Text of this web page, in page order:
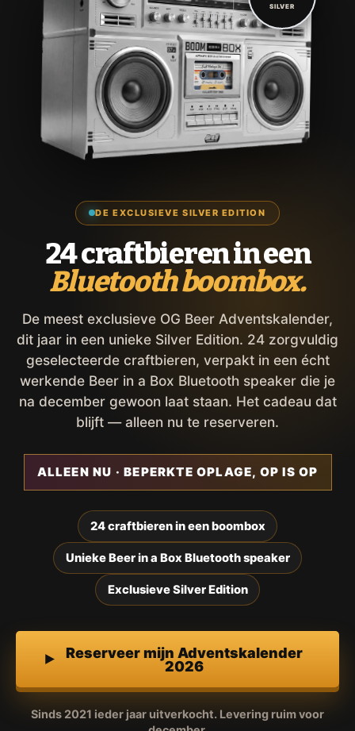
DE EXCLUSIEVE SILVER EDITION
24 craftbieren in een
Bluetooth boombox.
De meest exclusieve OG Beer Adventskalender,
dit jaar in een unieke Silver Edition. 24 zorgvuldig
geselecteerde craftbieren, verpakt in een écht
werkende Beer in a Box Bluetooth speaker die je
na december gewoon laat staan. Het cadeau dat
blijft — alleen nu te reserveren.
ALLEEN NU · BEPERKTE OPLAGE, OP IS OP
24 craftbieren in een boombox
Unieke Beer in a Box Bluetooth speaker
Exclusieve Silver Edition
Reserveer mijn Adventskalender
2026
Sinds 2021 ieder jaar uitverkocht. Levering ruim voor
SILVER